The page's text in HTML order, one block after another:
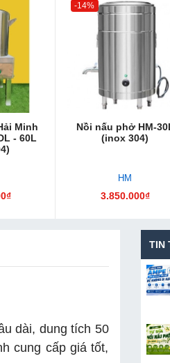
Minh
- 60L
-14%
Nồi nấu phở HM-
(inox 304)
HM
3.850.000₫
dài, dung tích 50
cung cấp giá tốt,
TIN